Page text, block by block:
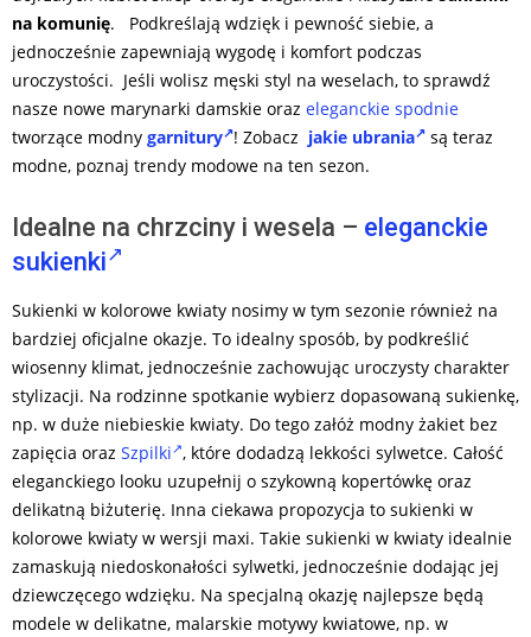
na komunię.
Podkreślają wdzięk i pewność siebie, a
jednocześnie zapewniają wygodę i komfort podczas
uroczystości. Jeśli wolisz męski styl na weselach, to sprawdź
nasze nowe marynarki damskie oraz eleganckie spodnie
tworzące modny garnitury ! Zobacz jakie ubrania
są teraz
modne, poznaj trendy modowe na ten sezon.
Idealne na chrzciny i wesela – eleganckie
sukienki
Sukienki w kolorowe kwiaty nosimy w tym sezonie również na
bardziej oficjalne okazje. To idealny sposób, by podkreślić
wiosenny klimat, jednocześnie zachowując uroczysty charakter
stylizacji. Na rodzinne spotkanie wybierz dopasowaną sukienkę,
np. w duże niebieskie kwiaty. Do tego załóż modny żakiet bez
zapięcia oraz Szpilki , które dodadzą lekkości sylwetce. Całość
eleganckiego looku uzupełnij o szykowną kopertówkę oraz
delikatną biżuterię. Inna ciekawa propozycja to sukienki w
kolorowe kwiaty w wersji maxi. Takie sukienki w kwiaty idealnie
zamaskują niedoskonałości sylwetki, jednocześnie dodając jej
dziewczęcego wdzięku. Na specjalną okazję najlepsze będą
modele w delikatne, malarskie motywy kwiatowe, np. w